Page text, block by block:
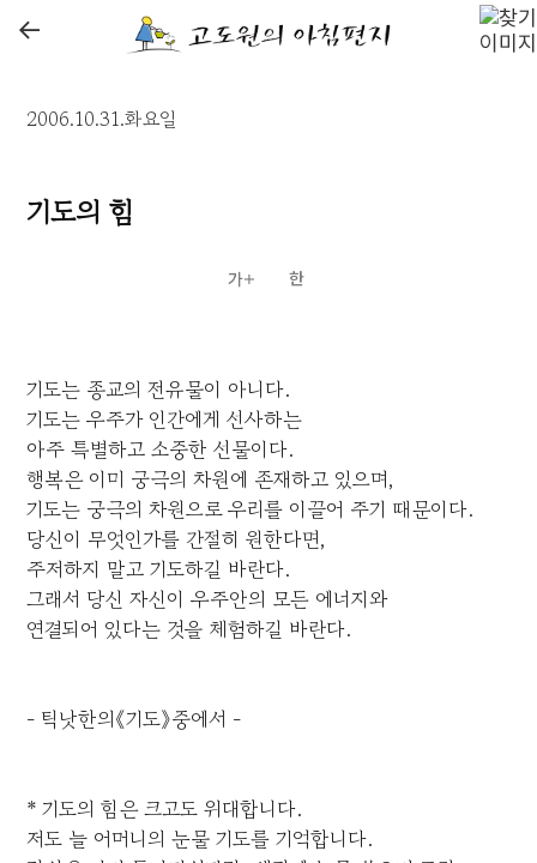
←
2006.10.31.화요일
기도의 힘
기도는 종교의 전유물이 아니다.
기도는 우주가 인간에게 선사하는
아주 특별하고 소중한 선물이다.
행복은 이미 궁극의 차원에 존재하고 있으며,
기도는 궁극의 차원으로 우리를 이끌어 주기 때문이다.
당신이 무엇인가를 간절히 원한다면,
주저하지 말고 기도하길 바란다.
그래서 당신 자신이 우주안의 모든 에너지와
연결되어 있다는 것을 체험하길 바란다.
- 틱낫한의《기도》중에서 -
* 기도의 힘은 크고도 위대합니다.
저도 늘 어머니의 눈물 기도를 기억합니다.